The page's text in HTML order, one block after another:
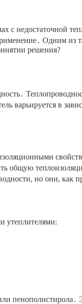
с
Одним из
решения?
варьируется в
общую
но они, как
утеплителями:
пенополистирола․